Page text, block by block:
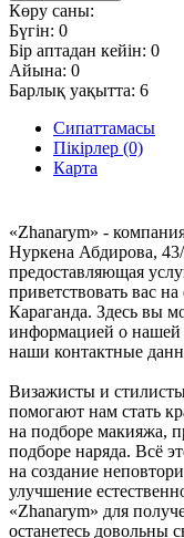
Көру саны:
Бүгін: 0
Бір аптадан кейін: 0
Айына: 0
Барлық уақытта: 6
Сипаттамасы
Пікірлер (0)
Карта
«Zhanarym» -
Нуркена Абдирова,
предоставляющая
приветствовать вас
Караганда. Здесь вы
информацией о нашей
наши контактные
Визажисты и
помогают нам стать
на подборе макияжа,
подборе наряда. Всё
на создание
улучшение
«Zhanarym» для
останетесь довольны